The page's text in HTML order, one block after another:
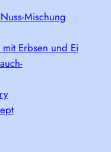
Mischung
Erbsen und Ei